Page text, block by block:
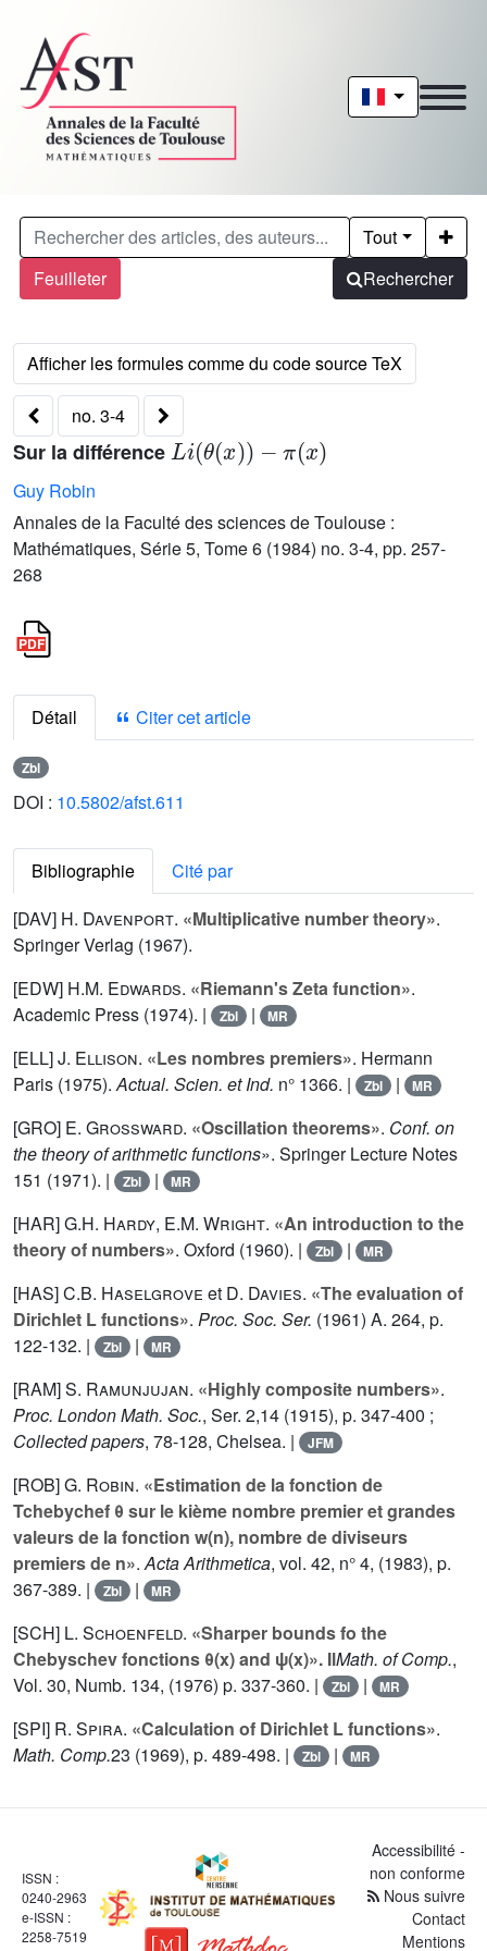
Feuilleter
Tout
Rechercher
no. 3-4
Sur la différence
L θ - πx
Guy Robin
Annales de la Faculté des sciences de Toulouse :
Mathématiques, Série 5, Tome 6 (1984) no. 3-4, pp. 257-
268
Détail Citer cet article
Zbl
DOI : 10.5802/afst.611
Bibliographie
Cité par
[DAV] H. Davenport. «Multiplicative number theory».
Springer Verlag (1967).
[EDW] H.M. Edwards. «Riemann's Zeta function».
Academic Press (1974). |
Zbl | MR
[ELL]J. Ellison. «Les nombres premiers». Hermann
Paris (1975).Actual. Scien. et Ind. n° 1366. | Zbl | MR
[GRO] E. Grossward. «Oscillation theorems». Conf. on
the theory of arithmetic functions». Springer Lecture Notes
151 (1971). | Zbl | MR
[HAR]G.H. Hardy, E.M. Wright. «An introduction to the
theory of numbers». Oxford (1960). | Zbl | MR
[HAS]C.B. Haselgrove et D. Davies. «The evaluation of
Dirichlet L functions». Proc. Soc. Ser. (1961) A. 264, p.
122-132. |
Zbl | MR
[RAM]S. Ramunjujan. «Highly composite numbers».
Proc. London Math. Soc., Ser. 2,14 (1915), p. 347-400 ;
Collected papers, 78-128, Chelsea. | JFM
[ROB]G. Robin. «Estimation de la fonction de
Tchebychef θ sur le kième nombre premier et grandes
valeurs de la fonction w(n), nombre de diviseurs
premiers de n».Acta Arithmetica, vol. 42, n° 4, (1983), p.
367-389. |
Zbl | MR
[SCH] L. Schoenfeld. «Sharper bounds fo the
Chebyschev fonctions θ(x) and ψ(x)». IlMath. of Comp.,
Vol. 30, Numb. 134, (1976) p. 337-360. | Zbl | MR
[SPI] R. Spira. «Calculation of Dirichlet L functions».
Math. Comp.23 (1969), p. 489-498. | Zbl | MR
ISSN :
0240-2963
e-ISSN :
2258-7519
Accessibilité -
non conforme
Nous suivre
Contact
Mentions